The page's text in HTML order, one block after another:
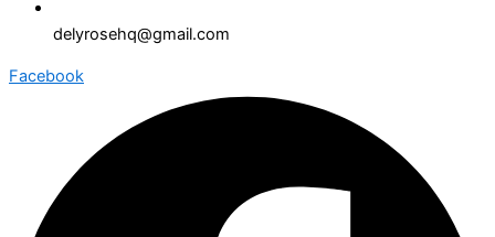
delyrosehq@gmail.com
Facebook